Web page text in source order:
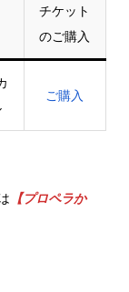
チケット
のご購入
ご購入
【プロペラか